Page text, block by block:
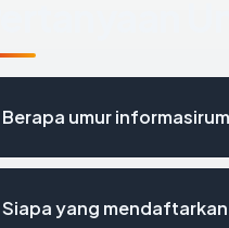
Berapa umur
Siapa yang